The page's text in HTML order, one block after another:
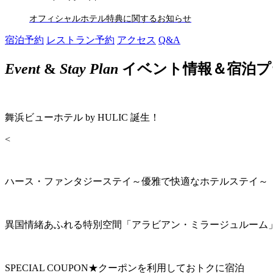
オフィシャルホテル特典に関するお知らせ
宿泊予約 レストラン予約 アクセス Q&A
Event& Stay Plan イベント情報＆宿泊
舞浜ビューホテル by HULIC 誕生！
<
ハース・ファンタジーステイ～優雅で快適なホテルステイ～
異国情緒あふれる特別空間「アラビアン・ミラージュルーム
SPECIAL COUPON★クーポンを利用しておトクに宿泊